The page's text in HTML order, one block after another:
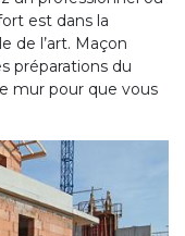
est dans la
de l’art. Maçon
préparations du
mur pour que vous